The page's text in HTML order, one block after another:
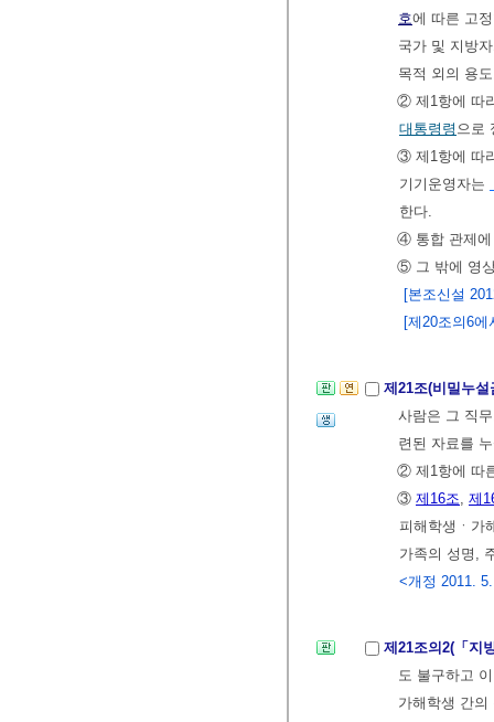
호에 따른 고
국가 및 지방
목적 외의 용
② 제1항에 따
대통령령 으로
③ 제1항에 따
기기운영자는
한다.
④ 통합 관제에
⑤ 그 밖에 영
[본조신설
[제20조의6
제21조(비밀누
사람은 그 직
련된 자료를
② 제1항에 따
③ 제16조 제
피해학생ㆍ가
가족의 성명,
<개정 2011.
제21조의2(「지
도 불구하고
가해학생 간